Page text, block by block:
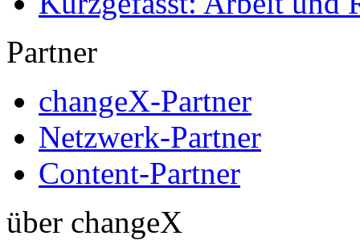
Partner
changeX-Partner
Netzwerk-Partner
Content-Partner
über changeX